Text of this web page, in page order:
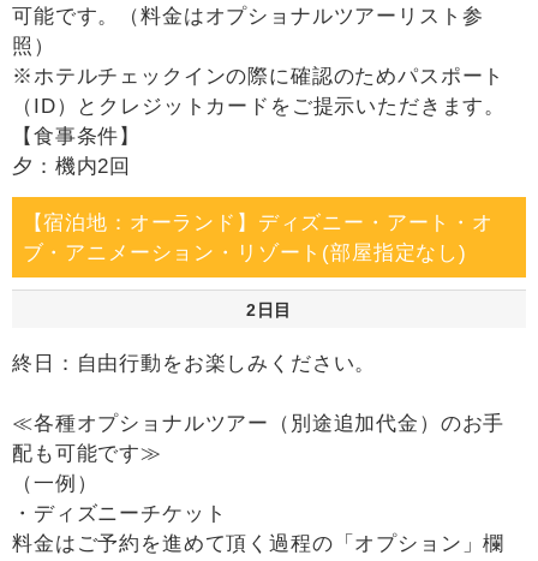
可能です。（料金はオプショナルツアーリスト参
照）
※ホテルチェックインの際に確認のためパスポート
（ID）とクレジットカードをご提示いただきます。
【食事条件】
夕：機内2回
【宿泊地：オーランド】ディズニー・アート・オ
ブ・アニメーション・リゾート(部屋指定なし)
2日目
終日：自由行動をお楽しみください。
≪各種オプショナルツアー（別途追加代金）のお手
配も可能です≫
（一例）
・ディズニーチケット
料金はご予約を進めて頂く過程の「オプション」欄